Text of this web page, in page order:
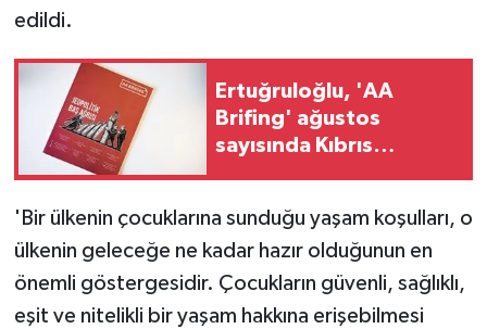
edildi.
Ertuğruloğlu, 'AA
Brifing' ağustos
sayısında Kıbrıs
'Bir ülkenin çocuklarına sunduğu yaşam koşulları, o
ülkenin geleceğe ne kadar hazır olduğunun en
önemli göstergesidir. Çocukların güvenli, sağlıklı,
eşit ve nitelikli bir yaşam hakkına erişebilmesi
TİCARET
YAŞAM